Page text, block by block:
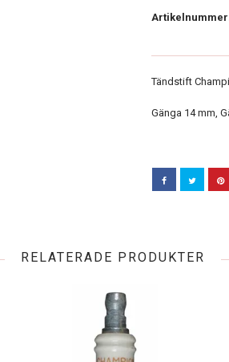
Tändstift
Gänga 14 mm,
RELATERADE PRODUKTER